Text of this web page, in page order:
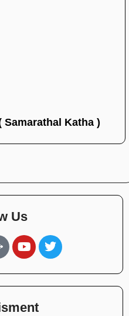
Samarathal Katha )
Us